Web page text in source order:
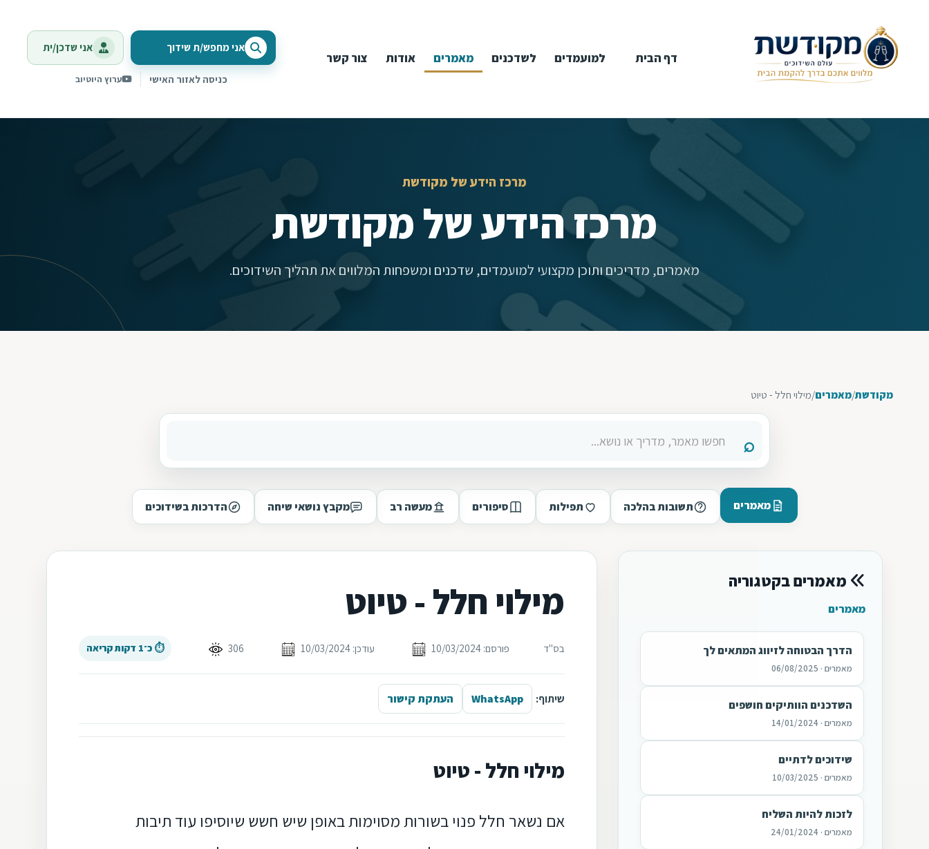
דף הבית למועמדים לשדכנים מאמרים אודות צור קשר
אני מחפש/ת שידוך אני שדכן/ית
כניסה לאזור האישי ערוץ היוטיוב
מרכז הידע של מקודשת
מרכז הידע של מקודשת
מאמרים, מדריכים ותוכן מקצועי למועמדים, שדכנים ומשפחות המלווים את תהליך השידוכים.
מקודשת/מאמרים/מילוי חלל - טיוט
מאמרים תשובות בהלכה תפילות סיפורים מעשה רב מקבץ נושאי שיחה הדרכות בשידוכים
מאמרים בקטגוריה
מאמרים
הדרך הבטוחה לזיווג המתאים לך
מאמרים · 06/08/2025
השדכנים הוותיקים חושפים
מאמרים · 14/01/2024
שידוכים לדתיים
מאמרים · 10/03/2025
לזכות להיות השליח
מאמרים · 24/01/2024
מילוי חלל - טיוט
בס"ד פורסם: 10/03/2024 עודכן: 10/03/2024 306 ⏱ כ־1 דקות קריאה
שיתוף: WhatsApp העתקת קישור
מילוי חלל - טיוט
אם נשאר חלל פנוי בשורות מסוימות באופן שיש חשש שיוסיפו עוד תיבות